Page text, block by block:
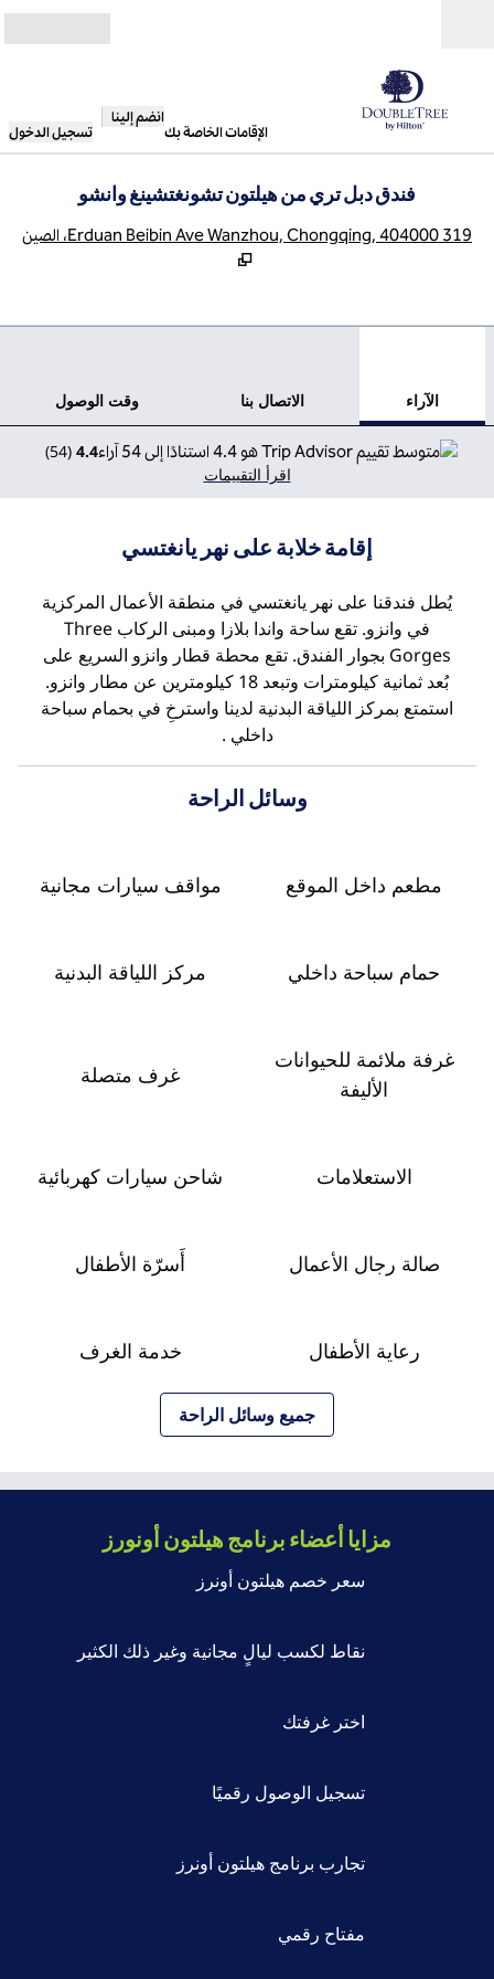
الإقامات الخاصة بك
انضم إلينا
تسجيل الدخول
فندق دبل تري من هيلتون تشونغتشينغ وانشو
319 Erduan Beibin Ave Wanzhou, Chongqing, 404000، الصين
الآراء الاتصال بنا وقت الوصول
4.4
(
54
)
اقرأ التقييمات
إقامة خلابة على نهر يانغتسي
يُطل فندقنا على نهر يانغتسي في منطقة الأعمال المركزية
في وانزو. تقع ساحة واندا بلازا ومبنى الركاب Three
Gorges بجوار الفندق. تقع محطة قطار وانزو السريع على
بُعد ثمانية كيلومترات وتبعد 18 كيلومترين عن مطار وانزو.
استمتع بمركز اللياقة البدنية لدينا واسترخِ في بحمام سباحة
داخلي .
وسائل الراحة
مطعم داخل الموقع مواقف سيارات مجانية
حمام سباحة داخلي مركز اللياقة البدنية
غرفة ملائمة للحيوانات
الأليفة
غرف متصلة
الاستعلامات شاحن سيارات كهربائية
صالة رجال الأعمال أَسرّة الأطفال
رعاية الأطفال خدمة الغرف
جميع وسائل الراحة
مزايا أعضاء برنامج هيلتون أونورز
سعر خصم هيلتون أونرز
نقاط لكسب ليالٍ مجانية وغير ذلك الكثير
اختر غرفتك
تسجيل الوصول رقميًا
تجارب برنامج هيلتون أونرز
مفتاح رقمي